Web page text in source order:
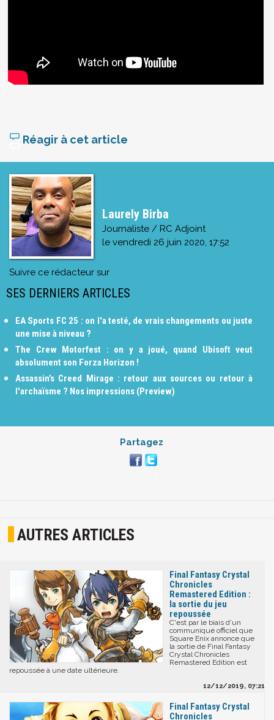
Réagir à cet article
Laurely Birba
Journaliste / RC Adjoint
le vendredi 26 juin 2020, 17:52
Suivre ce rédacteur sur
SES DERNIERS ARTICLES
EA Sports FC 25 : on l'a testé, de vrais changements ou juste
une mise à niveau ?
The Crew Motorfest : on y a joué, quand Ubisoft veut
absolument son Forza Horizon !
Assassin’s Creed Mirage : retour aux sources ou retour à
l'archaïsme ? Nos impressions (Preview)
Partagez
AUTRES ARTICLES
Final Fantasy Crystal
Chronicles
Remastered Edition :
la sortie du jeu
repoussée
C'est par le biais d'un
communiqué officiel que
Square Enix annonce que
la sortie de Final Fantasy
Crystal Chronicles
Remastered Edition est
repoussée à une date ultérieure.
12/12/2019, 07:21
Final Fantasy Crystal
Chronicles